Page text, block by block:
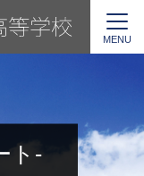
MENU
ト-